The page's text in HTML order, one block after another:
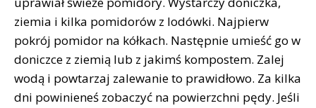
ziemia i kilka pomidorów z lodówki. Najpierw
pokrój pomidor na kółkach. Następnie umieść go w
doniczce z ziemią lub z jakimś kompostem. Zalej
wodą i powtarzaj zalewanie to prawidłowo. Za kilka
dni powinieneś zobaczyć na powierzchni pędy. Jeśli